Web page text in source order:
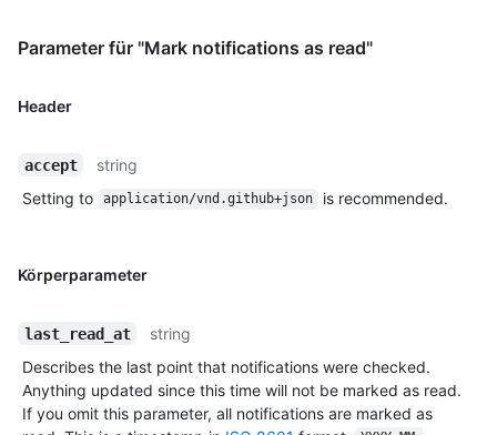
Parameter für "Mark notifications as read"
Header
accept
string
Setting to
application/vnd.github+json is recommended.
Körperparameter
last_read_at
string
Describes the last point that notifications were checked.
Anything updated since this time will not be marked as read.
If you omit this parameter, all notifications are marked as